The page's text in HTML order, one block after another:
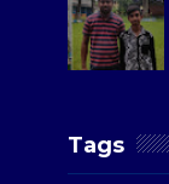
Tags